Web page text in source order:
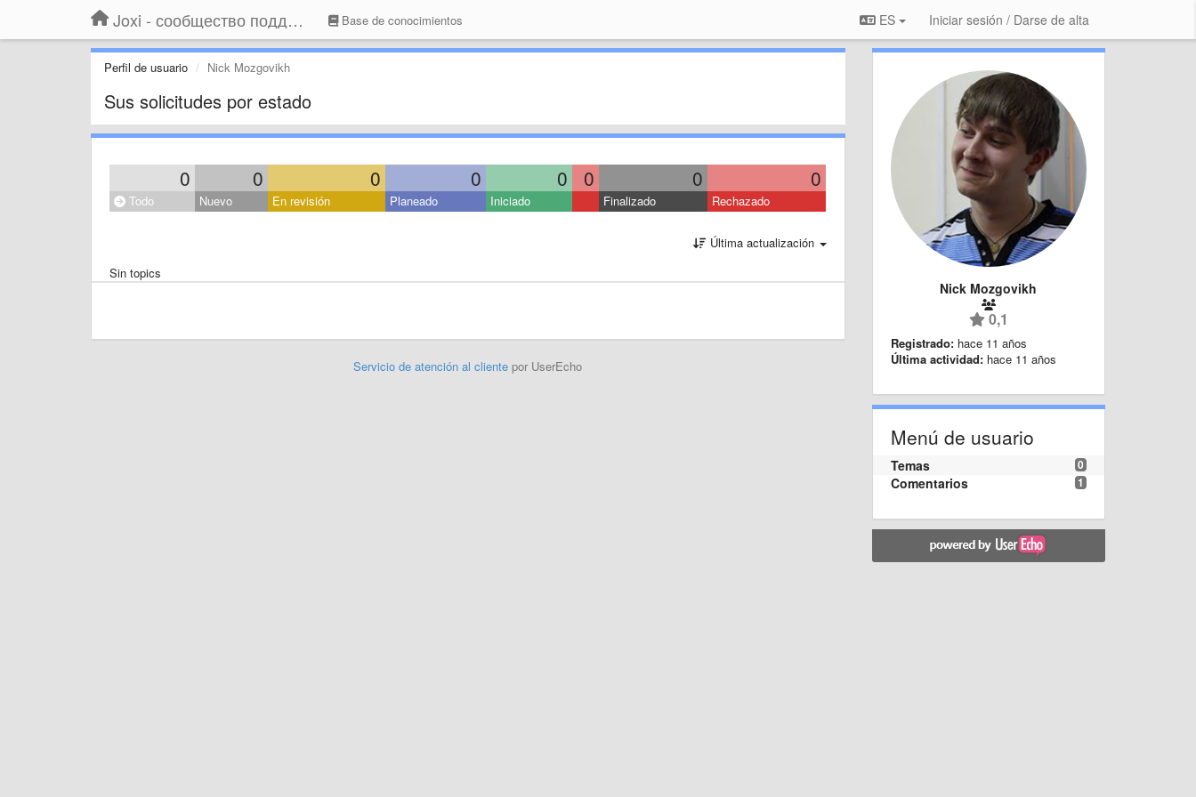
Joxi - сообщество поддержки Base de conocimientos ES Iniciar sesión / Darse de alta
Perfil de usuario Nick Mozgovikh
Sus solicitudes por estado
0 0 0 0 0 0 0 0
Todo Nuevo En revisión Planeado Iniciado Finalizado Rechazado
Última actualización
Sin topics
Servicio de atención al clientepor UserEcho
Nick Mozgovikh
0,1
Registrado: hace 11 años
Última actividad: hace 11 años
Menú de usuario
0
Temas
1
Comentarios